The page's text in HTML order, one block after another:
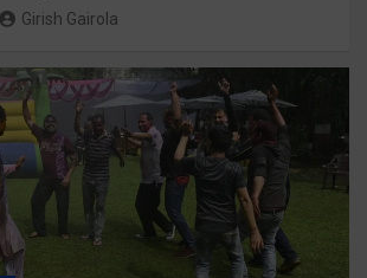
Girish Gairola